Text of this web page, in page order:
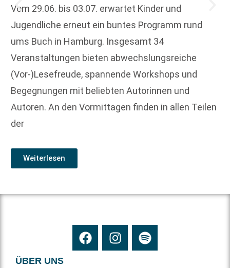
Vom 29.06. bis 03.07. erwartet Kinder und
Jugendliche erneut ein buntes Programm rund
ums Buch in Hamburg. Insgesamt 34
Veranstaltungen bieten abwechslungsreiche
(Vor-)Lesefreude, spannende Workshops und
Begegnungen mit beliebten Autorinnen und
Autoren. An den Vormittagen finden in allen Teilen
der
Weiterlesen
ÜBER UNS